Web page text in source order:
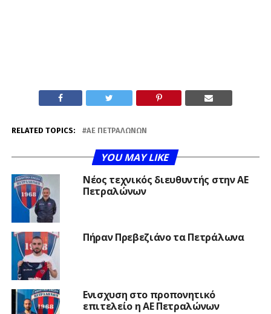
RELATED TOPICS: ΑΕ ΠΕΤΡΑΛΏΝΩΝ
YOU MAY LIKE
Νέος τεχνικός διευθυντής στην ΑΕ
Πετραλώνων
Πήραν Πρεβεζιάνο τα Πετράλωνα
Ενισχυση στο προπονητικό
επιτελείο η ΑΕ Πετραλώνων